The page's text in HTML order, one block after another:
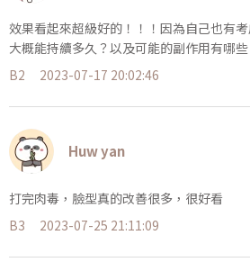
效果看起來超級好的！！！因為自己也有
大概能持續多久？以及可能的副作用有哪些
B2
2023-07-17 20:02:46
Huw yan
打完肉毒，臉型真的改善很多，很好看
B3
2023-07-25 21:11:09